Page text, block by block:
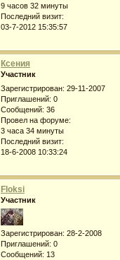
9 часов 32 минуты
Последний визит:
03-7-2012 15:35:57
Ксения
Участник
Зарегистрирован: 29-11-2007
Приглашений: 0
Сообщений: 36
Провел на форуме:
3 часа 34 минуты
Последний визит:
18-6-2008 10:33:24
Floksi
Участник
Зарегистрирован: 28-2-2008
Приглашений: 0
Сообщений: 13